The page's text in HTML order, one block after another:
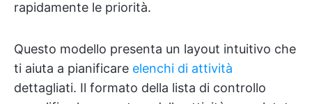
rapidamente le priorità.
Questo modello presenta un layout intuitivo che
ti aiuta a pianificare elenchi di attività
dettagliati. Il formato della lista di controllo